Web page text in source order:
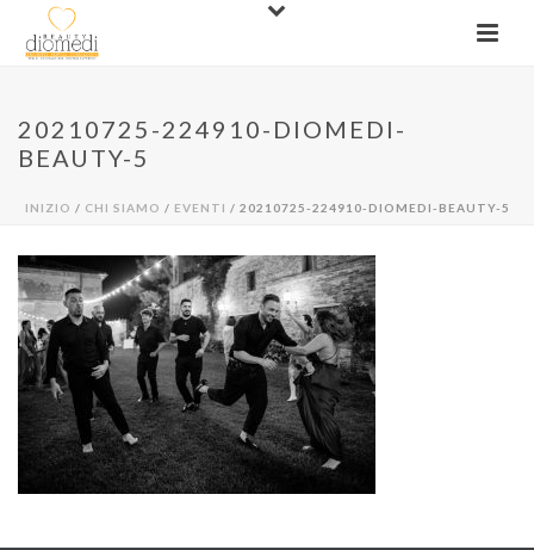
20210725-224910-DIOMEDI-
BEAUTY-5
INIZIO / CHI SIAMO / EVENTI / 20210725-224910-DIOMEDI-BEAUTY-5